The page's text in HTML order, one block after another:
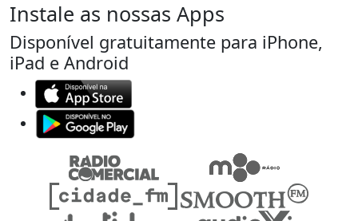
Instale as nossas Apps
Disponível gratuitamente para iPhone,
iPad e Android